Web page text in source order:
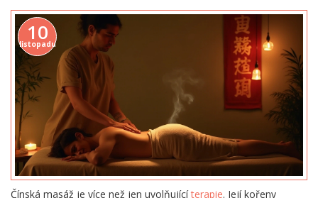
10
listopadu
Čínská masáž je více než jen uvolňujícíterapie. Její kořeny